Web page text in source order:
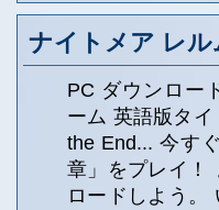
ナイトメア レル
PC ダウンロー
ーム 英語版タ
the End... 今す
章」をプレイ！
ロードしよう。